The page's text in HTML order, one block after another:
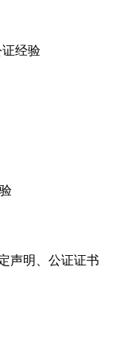
经验
声明、公证证书